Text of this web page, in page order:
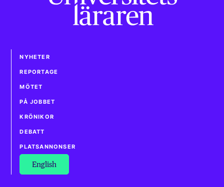
NYHETER
REPORTAGE
MÖTET
PÅ JOBBET
KRÖNIKOR
DEBATT
PLATSANNONSER
English